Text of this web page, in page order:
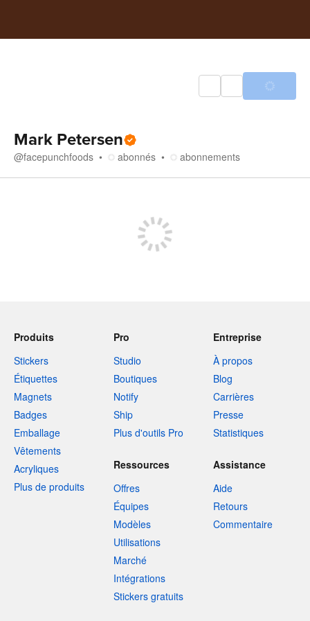
Mark Petersen
@facepunchfoods abonnés abonnements
Produits
Stickers
Étiquettes
Magnets
Badges
Emballage
Vêtements
Acryliques
Plus de produits
Pro
Studio
Boutiques
Notify
Ship
Plus d'outils Pro
Entreprise
À propos
Blog
Carrières
Presse
Statistiques
Ressources
Offres
Équipes
Modèles
Utilisations
Marché
Intégrations
Stickers gratuits
Assistance
Aide
Retours
Commentaire